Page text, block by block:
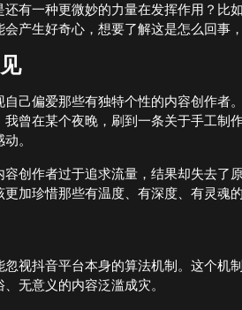
有一种更微妙的力量在发挥作用？比
产生好奇心，想要了解这是怎么回事
己偏爱那些有独特个性的内容创作者
曾在某个夜晚，刷到一条关于手工制
。
创作者过于追求流量，结果却失去了
加珍惜那些有温度、有深度、有灵魂
忽视抖音平台本身的算法机制。这个机
无意义的内容泛滥成灾。